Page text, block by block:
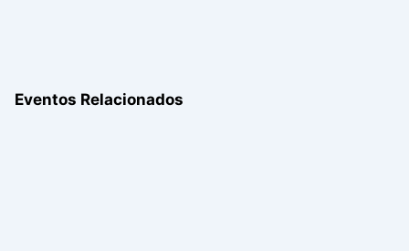
Eventos Relacionados